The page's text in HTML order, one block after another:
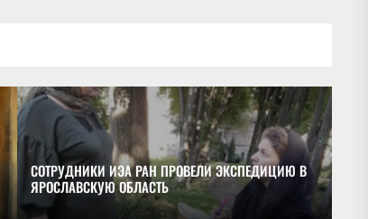
СОТРУДНИКИ ИЭА РАН ПРОВЕЛИ ЭКСПЕДИЦИЮ В
ЯРОСЛАВСКУЮ ОБЛАСТЬ